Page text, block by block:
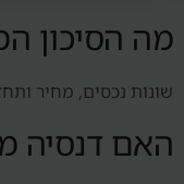
מה הסיכון
שונות נכסים, מחיר
האם דנסיה